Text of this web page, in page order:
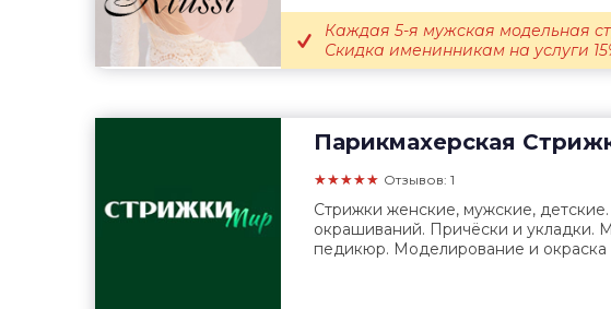
Каждая 5-я мужская модельная
Скидка именинникам на услуги
Парикмахерская
★★★★★ Отзывов: 1
Стрижки женские, мужские,
окрашиваний. Причёски и укладки.
педикюр. Моделирование и